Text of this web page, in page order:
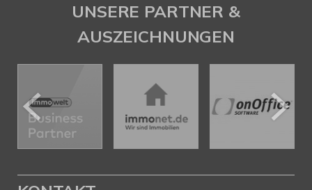
UNSERE PARTNER &
AUSZEICHNUNGEN